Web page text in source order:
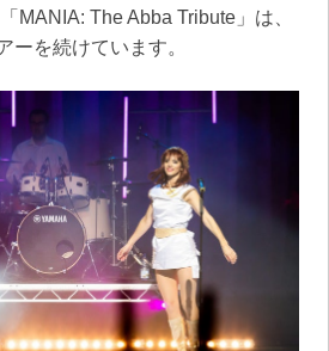
MANIA: The Abba Tribute」は、
ーを続けています。